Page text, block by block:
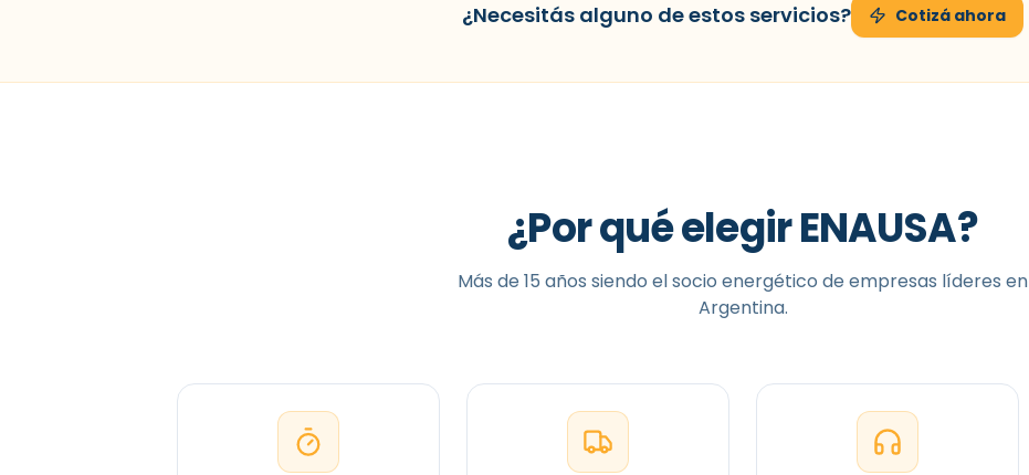
¿Necesitás alguno de estos servicios? Cotizá ahora
¿Por qué elegir ENAUSA?
Más de 15 años siendo el socio energético de empresas líderes en
Argentina.